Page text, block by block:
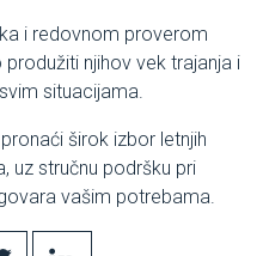
i redovnom proverom
njihov vek trajanja i
situacijama.
širok izbor letnjih
uz stručnu podršku pri
vašim potrebama.